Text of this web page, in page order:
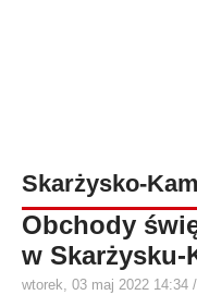
Skarżysko-
Obchody
w Skarżysku-
wtorek, 03 maj 2022 14:34